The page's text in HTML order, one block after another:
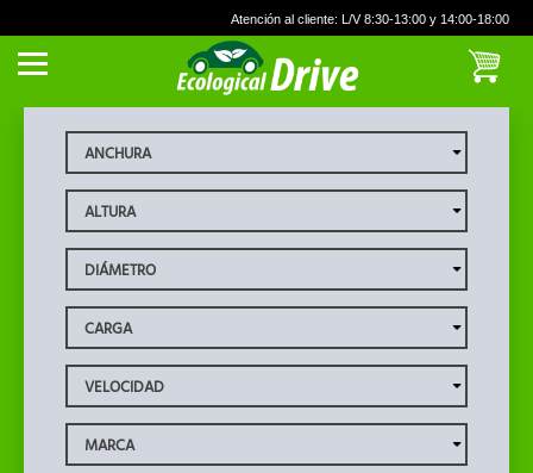
Atención al cliente: L/V 8:30-13:00 y 14:00-18:00